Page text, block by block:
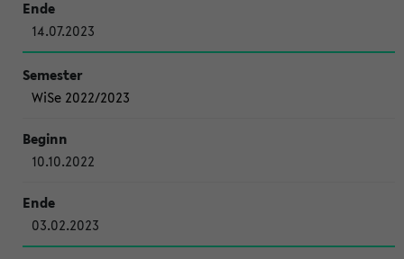
14.07.2023
WiSe 2022/2023
10.10.2022
03.02.2023